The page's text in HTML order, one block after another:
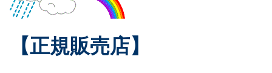
【正規販売店】